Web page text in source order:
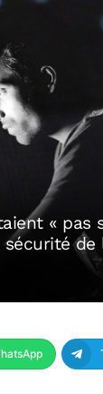
« pas
de